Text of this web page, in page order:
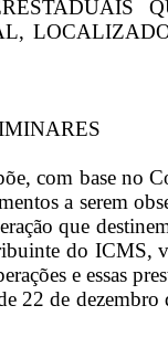
com base no
a serem
que
do ICMS,
e essas
22 de dezembro